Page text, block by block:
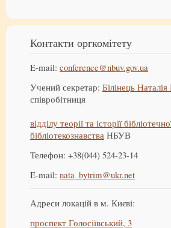
Контакти оргкомітету
E-mail: conference@nbuv.gov.ua
Учений секретар: Білінець
співробітниця
відділу теорії та історії
бібліотекознавства НБУВ
Телефон: +38(044) 524-23-14
E-mail: nata_bytrim@ukr.net
Адреси локацій в м. Києві:
проспект Голосіївський, 3